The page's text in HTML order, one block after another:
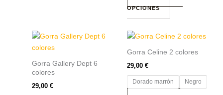
de
OPCIONES
de
Gorra Gallery Dept 6
colores
29,00 €
Este
múltiples
Gorra Celine 2 colores
29,00 €
Dorado marrón Negro
Este
variantes.